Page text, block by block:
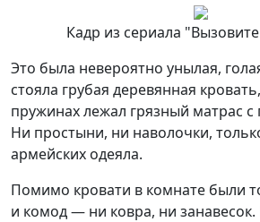
Кадр из сериала
Это была невероятно унылая,
стояла грубая деревянная
пружинах лежал грязный матрас
Ни простыни, ни наволочки,
армейских одеяла.
Помимо кровати в комнате были
и комод — ни ковра, ни занавесок.